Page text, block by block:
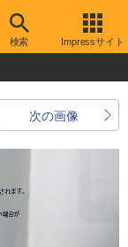
検索 Impressサイト
次の画像